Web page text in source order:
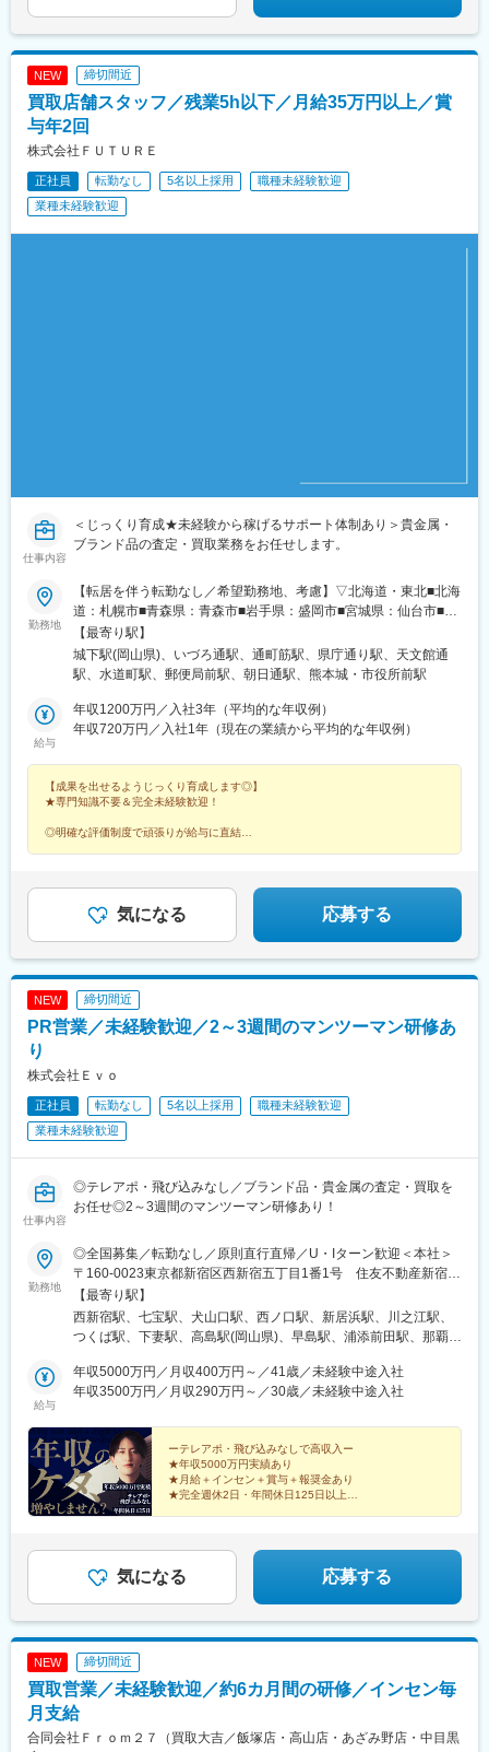
NEW 締切間近
買取店舗スタッフ／残業5h以下／月給35万円以上／賞
与年2回
株式会社ＦＵＴＵＲＥ
正社員 転勤なし 5名以上採用
職種未経験歓迎
業種未経験歓迎
仕事内容
＜じっくり育成★未経験から稼げるサポート体制あり＞貴金属・
ブランド品の査定・買取業務をお任せします。
勤務地
【転居を伴う転勤なし／希望勤務地、考慮】▽北海道・東北■北海
道：札幌市■青森県：青森市■岩手県：盛岡市■宮城県：仙台市■秋
田県：秋田市■山形県：山形市■福島県：郡山市▽関東■茨城県：
水戸市■栃木県：宇都宮市■群馬県：高崎市■埼玉県：さいたま市■
千葉県：千葉市■東京都：23区内■神奈川県：横浜市■山梨県：甲
三重県：四日市市▽北信越■新潟県：新潟市■富山県：富山市■石
川県：金沢市■福井県：福井市■長野県：長野市▽関西■滋賀県：
県：奈良市■和歌山県：和歌山市▽中国・四国■鳥取県：鳥取市■
島根県：松江市■岡山県：岡山市■広島県：広島市■山口県：下関
市■徳島県：徳島市■香川県：高松市■愛媛県：松山市■高知県：高
知市▽九州■福岡県：福岡市■佐賀県：佐賀市■長崎県：長崎市■熊
【最寄り駅】
城下駅(岡山県)、いづろ通駅、通町筋駅、県庁通り駅、天文館通
駅、水道町駅、郵便局前駅、朝日通駅、熊本城・市役所前駅
給与
年収1200万円／入社3年（平均的な年収例）
年収720万円／入社1年（現在の業績から平均的な年収例）
【成果を出せるようじっくり育成します◎】
★専門知識不要＆完全未経験歓迎！
◎明確な評価制度で頑張りが給与に直結
気になる 応募する
NEW 締切間近
PR営業／未経験歓迎／2～3週間のマンツーマン研修あ
り
株式会社Ｅｖｏ
正社員 転勤なし 5名以上採用
職種未経験歓迎
業種未経験歓迎
仕事内容
◎テレアポ・飛び込みなし／ブランド品・貴金属の査定・買取を
お任せ◎2～3週間のマンツーマン研修あり！
勤務地
◎全国募集／転勤なし／原則直行直帰／U・Iターン歓迎＜本社＞
〒160-0023東京都新宿区西新宿五丁目1番1号 住友不動産新宿フ
ァーストタワー3階※転居を伴う転勤はありません。■その他勤務
地・都内23区、関東のプロジェクト先やご希望の全国
【最寄り駅】
西新宿駅、七宝駅、犬山口駅、西ノ口駅、新居浜駅、川之江駅、
つくば駅、下妻駅、高島駅(岡山県)、早島駅、浦添前田駅、那覇空
くりこま高原駅、長町一丁目駅、宇治駅(奈良線)、久津川駅、山城
青谷駅、天ケ瀬駅、有佐駅、吉井駅(群馬県)、前橋大島駅、広駅、
西町駅、具同駅、浜崎駅、朝霞台駅、東岩槻駅、大野原駅、亀山
駅(三重県)、三瀬谷駅、南鳥海駅、鶴岡駅、赤湯駅、奈古駅、日野
駅(滋賀県)、堅田駅、近江長岡駅、十文字駅、扇田駅、三ツ境駅、
鴨宮駅、三沢駅(青森県)、板柳駅、磐田駅、美川駅、野々市駅(Ｉ
Ｒいしかわ鉄道線)、九重駅、滑河駅、大網駅、北信太駅、寝屋川
作駅、和泉多摩川駅、井荻駅、阿波山川駅、石井駅(徳島県)、南小
松島駅、ゆいの杜東駅、高久駅、五位堂駅、富雄駅、西加積駅、
駅、大山駅(東京都)、モレラ岐阜駅、千歳駅(北海道)、卸町駅(宮城
県)、伏屋駅、吉塚駅、伊予三島駅、友部駅、花崎駅、偕楽園駅、
守谷駅、ゆめみ野駅、北春日部駅、上星川駅、善行駅、三崎口
駅、内宿駅、柏の葉キャンパス駅、岩瀬駅、古河駅、鶴瀬駅、東
武動物公園駅、上板橋駅、本厚木駅、亀戸水神駅、東千葉駅、高
給与
年収5000万円／月収400万円～／41歳／未経験中途入社
年収3500万円／月収290万円～／30歳／未経験中途入社
ーテレアポ・飛び込みなしで高収入ー
★年収5000万円実績あり
★月給＋インセン＋賞与＋報奨金あり
★完全週休2日・年間休日125日以上
気になる 応募する
NEW 締切間近
買取営業／未経験歓迎／約6カ月間の研修／インセン毎
月支給
合同会社Ｆｒｏｍ２７（買取大吉／飯塚店・高山店・あざみ野店・中目黒